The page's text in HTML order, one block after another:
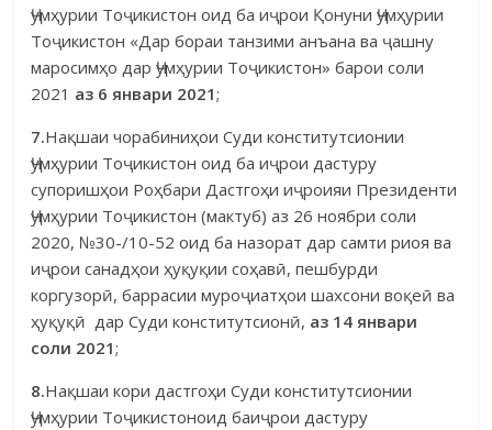
Ҷумҳурии Тоҷикистон оид ба иҷрои Қонуни Ҷумҳурии
Тоҷикистон «Дар бораи танзими анъана ва ҷашну
маросимҳо дар Ҷумҳурии Тоҷикистон» барои соли
2021 аз 6 январи 2021;
7.Нақшаи чорабиниҳои Суди конститутсионии
Ҷумҳурии Тоҷи­кистон оид ба иҷрои дастуру
супоришҳои Роҳбари Дастгоҳи иҷроияи Президенти
Ҷумҳурии Тоҷикистон (мактуб) аз 26 ноябри соли
2020, №30-/10-52 оид ба назорат дар самти риоя ва
иҷрои санадҳои ҳуқуқии соҳавӣ, пешбурди
коргузорӣ, баррасии муроҷиатҳои шахсони воқеӣ ва
ҳуқуқӣ дар Суди конститутсионӣ, аз 14 январи
соли 2021;
8.Нақшаи кори дастгоҳи Суди конститутсионии
Ҷумҳурии Тоҷи­кистоноид баиҷрои дастуру